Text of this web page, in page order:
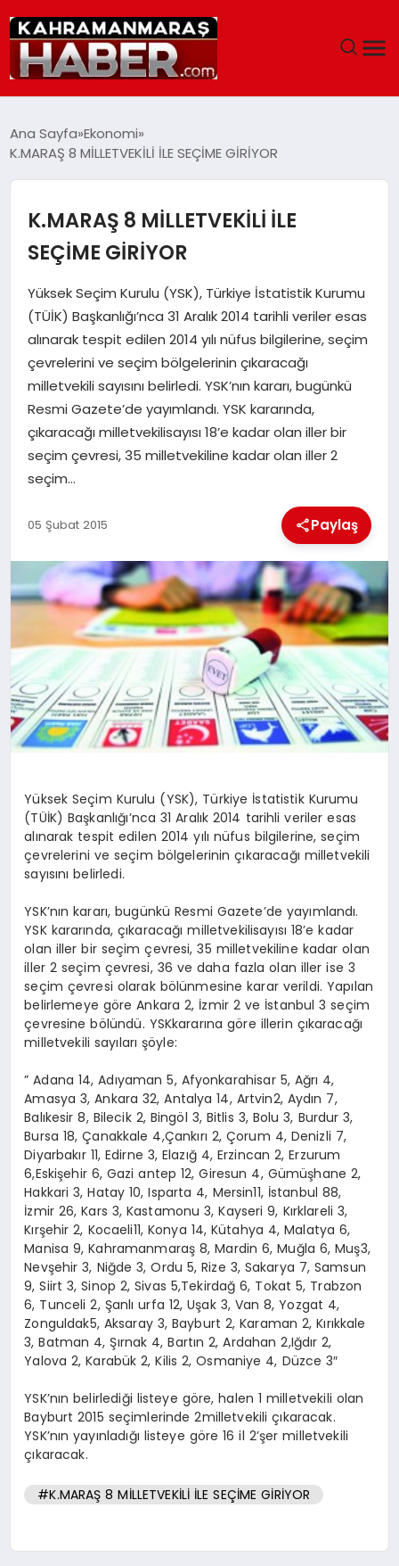
SIYASET
EĞITIM
EKONOMI
SAĞLIK
GENEL
SPOR
İLÇE HABERLERI
DÜNYA
İLETIŞIM
YAZARLAR
Ana Sayfa Ekonomi
K.MARAŞ 8 MİLLETVEKİLİ İLE SEÇİME GİRİYOR
K.MARAŞ 8 MİLLETVEKİLİ İLE
SEÇİME GİRİYOR
Yüksek Seçim Kurulu (YSK), Türkiye İstatistik Kurumu
(TÜİK) Başkanlığı’nca 31 Aralık 2014 tarihli veriler esas
alınarak tespit edilen 2014 yılı nüfus bilgilerine, seçim
çevrelerini ve seçim bölgelerinin çıkaracağı
milletvekili sayısını belirledi. YSK’nın kararı, bugünkü
Resmi Gazete’de yayımlandı. YSK kararında,
çıkaracağı milletvekilisayısı 18’e kadar olan iller bir
seçim çevresi, 35 milletvekiline kadar olan iller 2
seçim…
05 Şubat 2015 Paylaş
Yüksek Seçim Kurulu (YSK), Türkiye İstatistik Kurumu
(TÜİK) Başkanlığı’nca 31 Aralık 2014 tarihli veriler esas
alınarak tespit edilen 2014 yılı nüfus bilgilerine, seçim
çevrelerini ve seçim bölgelerinin çıkaracağı milletvekili
sayısını belirledi.
YSK’nın kararı, bugünkü Resmi Gazete’de yayımlandı.
YSK kararında, çıkaracağı milletvekilisayısı 18’e kadar
olan iller bir seçim çevresi, 35 milletvekiline kadar olan
iller 2 seçim çevresi, 36 ve daha fazla olan iller ise 3
seçim çevresi olarak bölünmesine karar verildi. Yapılan
belirlemeye göre Ankara 2, İzmir 2 ve İstanbul 3 seçim
çevresine bölündü. YSKkararına göre illerin çıkaracağı
milletvekili sayıları şöyle:
” Adana 14, Adıyaman 5, Afyonkarahisar 5, Ağrı 4,
Amasya 3, Ankara 32, Antalya 14, Artvin2, Aydın 7,
Balıkesir 8, Bilecik 2, Bingöl 3, Bitlis 3, Bolu 3, Burdur 3,
Bursa 18, Çanakkale 4,Çankırı 2, Çorum 4, Denizli 7,
Diyarbakır 11, Edirne 3, Elazığ 4, Erzincan 2, Erzurum
6,Eskişehir 6, Gazi antep 12, Giresun 4, Gümüşhane 2,
Hakkari 3, Hatay 10, Isparta 4, Mersin11, İstanbul 88,
İzmir 26, Kars 3, Kastamonu 3, Kayseri 9, Kırklareli 3,
Kırşehir 2, Kocaeli11, Konya 14, Kütahya 4, Malatya 6,
Manisa 9, Kahramanmaraş 8, Mardin 6, Muğla 6, Muş3,
Nevşehir 3, Niğde 3, Ordu 5, Rize 3, Sakarya 7, Samsun
9, Siirt 3, Sinop 2, Sivas 5,Tekirdağ 6, Tokat 5, Trabzon
6, Tunceli 2, Şanlı urfa 12, Uşak 3, Van 8, Yozgat 4,
Zonguldak5, Aksaray 3, Bayburt 2, Karaman 2, Kırıkkale
3, Batman 4, Şırnak 4, Bartın 2, Ardahan 2,Iğdır 2,
Yalova 2, Karabük 2, Kilis 2, Osmaniye 4, Düzce 3″
YSK’nın belirlediği listeye göre, halen 1 milletvekili olan
Bayburt 2015 seçimlerinde 2milletvekili çıkaracak.
YSK’nın yayınladığı listeye göre 16 il 2’şer milletvekili
çıkaracak.
#K.MARAŞ 8 MİLLETVEKİLİ İLE SEÇİME GİRİYOR